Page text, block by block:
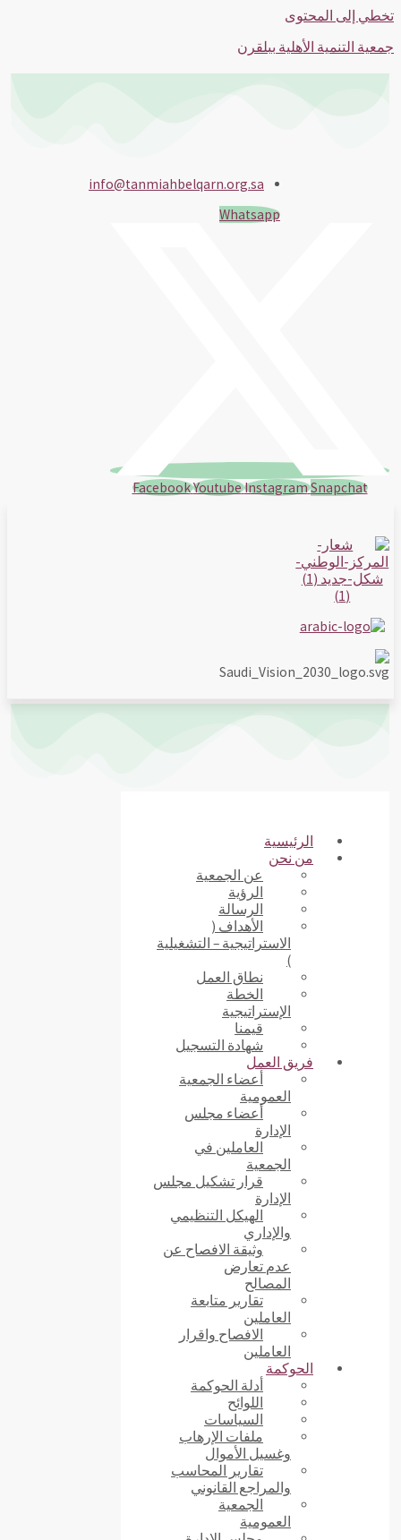
تخطي إلى المحتوى
جمعية التنمية الأهلية ببلقرن
info@tanmiahbelqarn.org.sa
Whatsapp
FacebookYoutubeInstagramSnapchat
الرئيسية
من نحن
عن الجمعية
الرؤية
الرسالة
الأهداف (
الاستراتيجية – التشغيلية
)
نطاق العمل
الخطة
الإستراتيجية
قيمنا
شهادة التسجيل
فريق العمل
أعضاء الجمعية
العمومية
أعضاء مجلس
الإدارة
العاملين في
الجمعية
قرار تشكيل مجلس
الإدارة
الهيكل التنظيمي
والإداري
وثيقة الافصاح عن
عدم تعارض
المصالح
تقارير متابعة
العاملين
الافصاح واقرار
العاملين
الحوكمة
أدلة الحوكمة
اللوائح
السياسات
ملفات الإرهاب
وغسيل الأموال
تقارير المحاسب
والمراجع القانوني
الجمعية
العمومية